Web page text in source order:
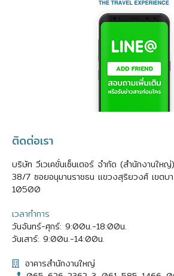
ติดต่อเรา
บริษัท วีเวเคชั่นเซ็นเตอร์ จำกัด (สำนักงานใหญ่)
38/7 ซอยอนุมานราชธน แขวงสุริยวงศ์ เขตบ
10500
เวลาทำการ
วันจันทร์-ศุกร์: 9:00น.-18:00น.
วันเสาร์: 9:00น.-14:00น.
อาคารสำนักงานใหญ่